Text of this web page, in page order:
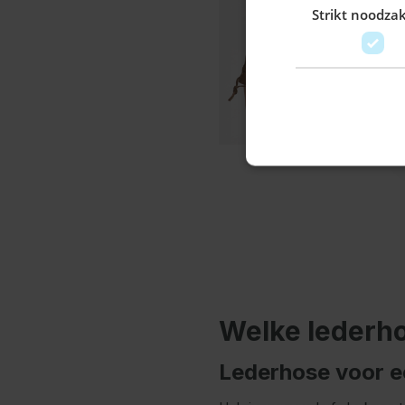
Welke
Lederhose voor
Strikt